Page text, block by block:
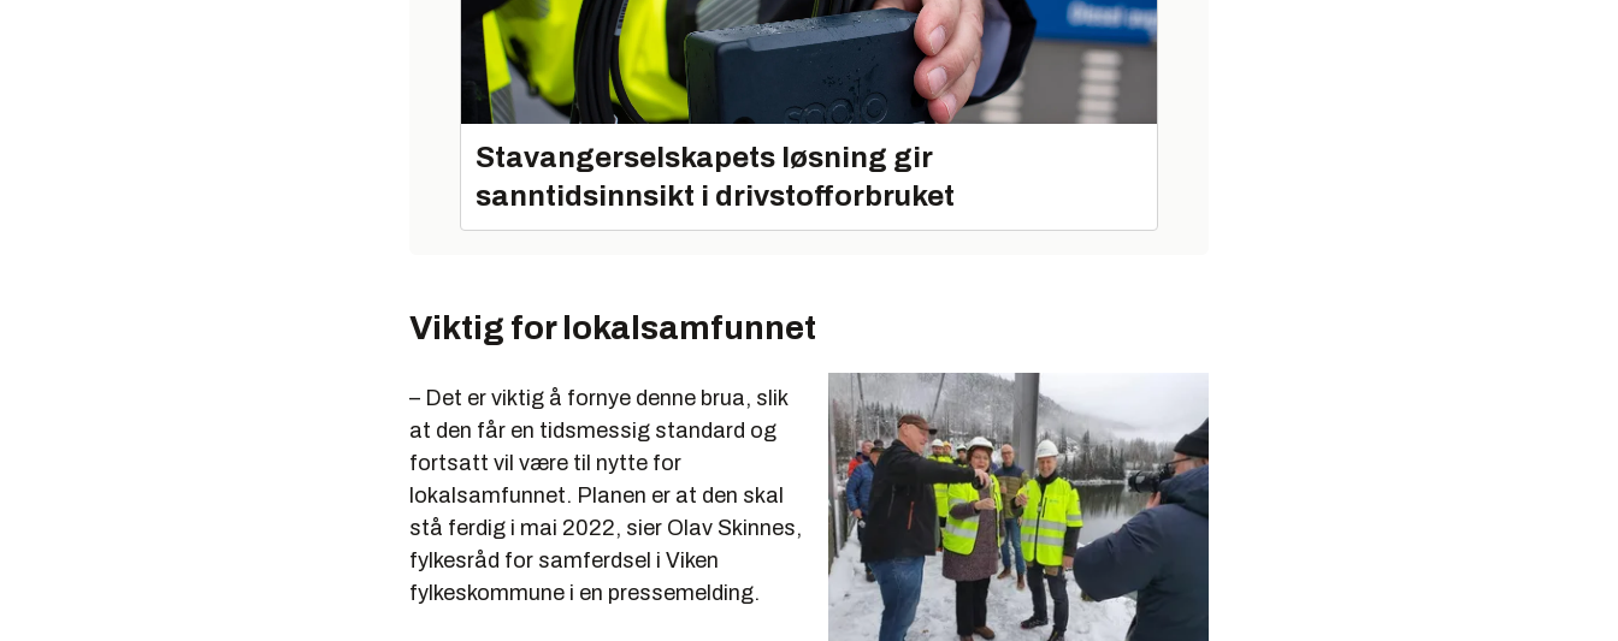
Stavangerselskapets løsning gir
sanntidsinnsikt i drivstofforbruket
Viktig for lokalsamfunnet
– Det er viktig å fornye denne brua, slik
at den får en tidsmessig standard og
fortsatt vil være til nytte for
lokalsamfunnet. Planen er at den skal
stå ferdig i mai 2022, sier Olav Skinnes,
fylkesråd for samferdsel i Viken
fylkeskommune i en pressemelding.